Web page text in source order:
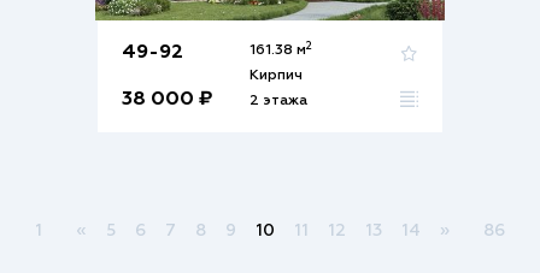
49-92
38 000 ₽
161.38 м2
Кирпич
2 этажа
1 « 5 6 7 8 9 10 11 12 13 14 » 86